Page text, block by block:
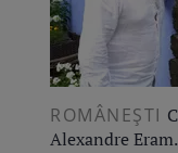
ROMÂNEŞTI
Alexandre